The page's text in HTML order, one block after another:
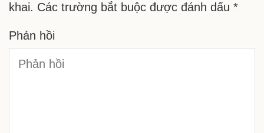
khai. Các trường bắt buộc được đánh dấu *
Phản hồi